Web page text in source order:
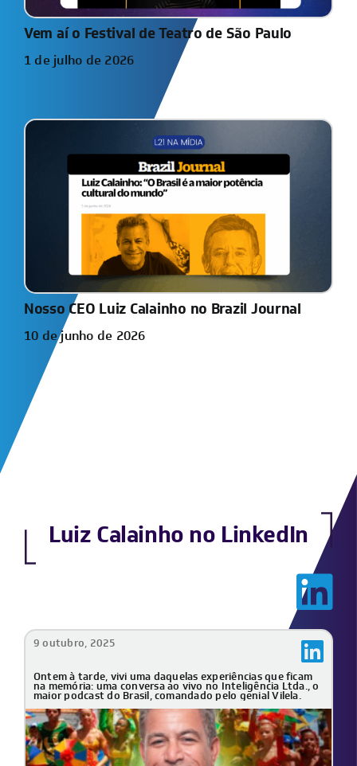
Vem aí o Festival de Teatro de São Paulo
1 de julho de 2026
Nosso CEO Luiz Calainho no Brazil Journal
10 de junho de 2026
Luiz Calainho no LinkedIn
9 outubro, 2025
Ontem à tarde, vivi uma daquelas experiências que ficam
na memória: uma conversa ao vivo no Inteligência Ltda., o
maior podcast do Brasil, comandado pelo genial Vilela.